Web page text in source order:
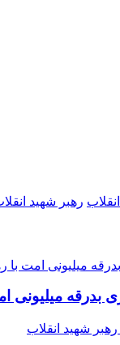
رهبر شهید
بدرقه میلیونی